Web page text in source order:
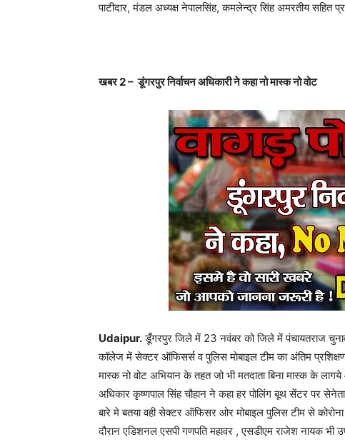
पाटीदार, मंडल अध्यक्ष नेपालसिंह, कमलेन्द्र सिंह अमरतीय सहित
खबर2 –डूंगरपुर निर्वाचन अधिकारी ने कहा नो मास्क नो वोट
Udaipur.डूँगरपुर जिले में 23 नवंबर को जिले में पंचायतराज
कॉलेज में सेक्टर ऑफिसर्स व पुलिस मोबाइल टीम का अंतिम
मास्क नो वोट अभियान के तहत जो भी मतदाता बिना मास्क के
अधिकार कृष्णपाल सिंह चौहान ने कहा हर पोलिंग बूथ सेंटर पर
बारे मे बतया वही सेक्टर ऑफिसर ओर मोबाइल पुलिस टीम से
दौरान एडिशनल एसपी गणपति महावर , एसडीएम राजेश नायक